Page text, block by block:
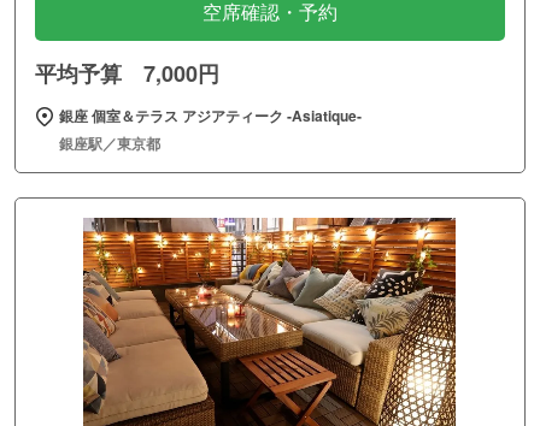
空席確認・予約
平均予算 7,000円
銀座 個室＆テラス アジアティーク ‐Asiatique‐
銀座駅／東京都